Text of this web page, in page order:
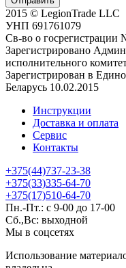
2015 © LegionTrade LLC
УНП 691761079
Св-во о госрегистрации
Зарегистрировано
исполнительного
Зарегистрирован в
Беларусь 10.02.2015
Инструкции
Доставка и оплата
Сервис
Контакты
+375(44)737-23-38
+375(33)335-64-70
+375(17)510-64-70
Пн.-Пт.: с 9-00 до 17-00
Сб.,Вс: выходной
Мы в соцсетях
Использование